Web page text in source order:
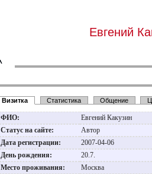
Евгений
Визитка Статистика Общение
ФИО:
Евгений Какузин
Статус на сайте:
Автор
Дата регистрации:
2007-04-06
День рождения:
20.7.
Место проживания:
Москва